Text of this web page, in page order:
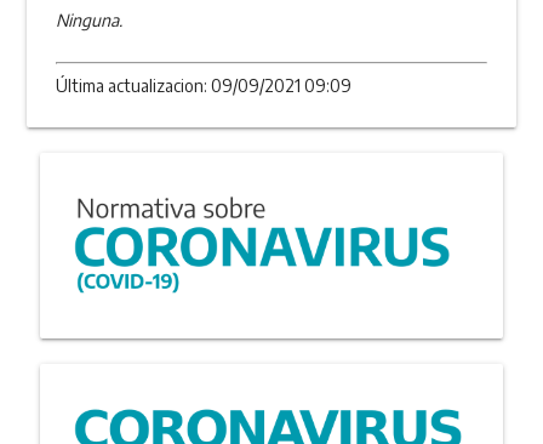
Ninguna.
Última actualizacion: 09/09/2021 09:09